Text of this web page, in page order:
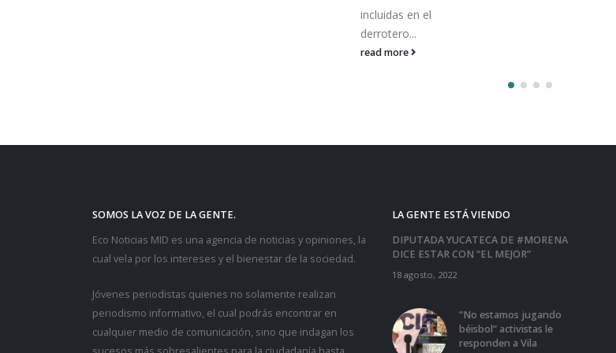
incluidas en el
derrotero...
read more
SOMOS LA VOZ DE LA GENTE.
Eco Noticias MID es una agencia de noticias y opiniones, la
cual vela por los intereses y el bienestar de la sociedad.
Jóvenes periodistas quienes no solamente realizan
periodismo informativo, el cual podrás encontrar en
cualquier medio de comunicación, sino que indagan los
LA GENTE ESTÁ VIENDO
DIPUTADA YUCATECA DE #MORENA
DICE ESTAR CON “EL MEJOR”
18 agosto, 2022
“No estamos jugando
béisbol” activistas le
responden a Vila